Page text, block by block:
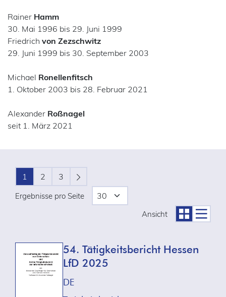
Rainer Hamm
30. Mai 1996 bis 29. Juni 1999
Friedrich von Zezschwitz
29. Juni 1999 bis 30. September 2003
Michael Ronellenfitsch
1. Oktober 2003 bis 28. Februar 2021
Alexander Roßnagel
seit 1. März 2021
1 2 3
Ergebnisse pro Seite
Ansicht
54. Tätigkeitsbericht Hessen
LfD 2025
DE